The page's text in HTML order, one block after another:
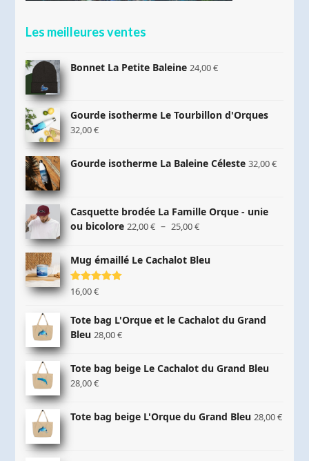
Les meilleures ventes
Bonnet La Petite Baleine 24,00€
Gourde isotherme Le Tourbillon d'Orques
32,00€
Gourde isotherme La Baleine Céleste 32,00€
Casquette brodée La Famille Orque - unie
ou bicolore 22,00€ – 25,00€Plage
Mug émaillé Le Cachalot Bleu
Note 5.00
sur 5
16,00€
Tote bag L'Orque et le Cachalot du Grand
Bleu 28,00€
Tote bag beige Le Cachalot du Grand Bleu
28,00€
Tote bag beige L'Orque du Grand Bleu 28,00€